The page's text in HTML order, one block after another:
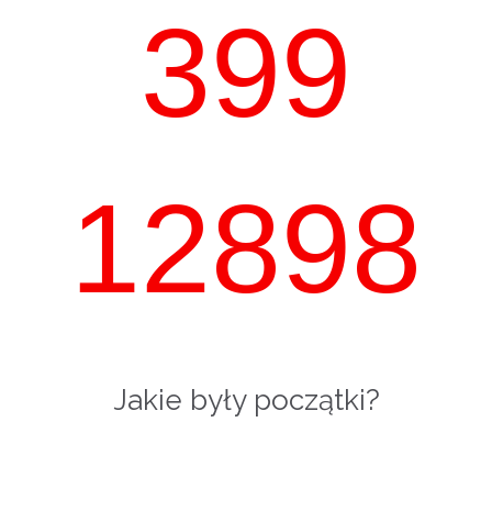
399
12898
Jakie były początki?